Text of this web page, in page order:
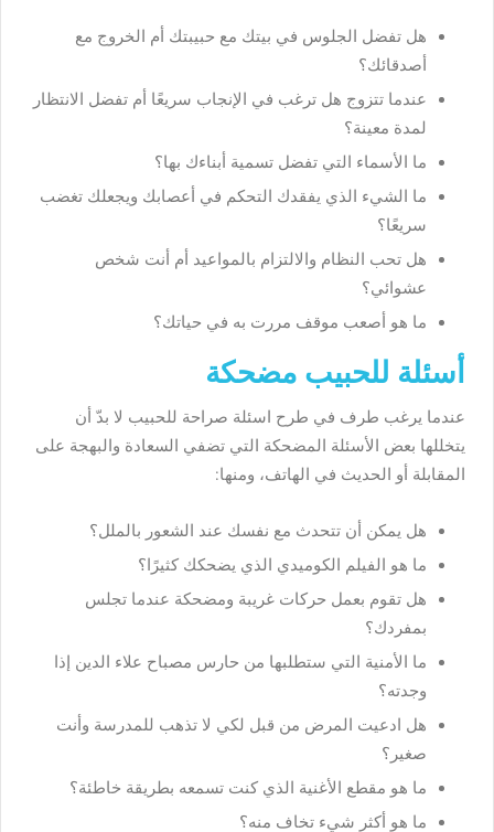
هل تفضل الجلوس في بيتك مع حبيبتك أم الخروج مع
أصدقائك؟
عندما تتزوج هل ترغب في الإنجاب سريعًا أم تفضل الانتظار
لمدة معينة؟
ما الأسماء التي تفضل تسمية أبناءك بها؟
ما الشيء الذي يفقدك التحكم في أعصابك ويجعلك تغضب
سريعًا؟
هل تحب النظام والالتزام بالمواعيد أم أنت شخص
عشوائي؟
ما هو أصعب موقف مررت به في حياتك؟
أسئلة للحبيب مضحكة
عندما يرغب طرف في طرح اسئلة صراحة للحبيب لا بدّ أن
يتخللها بعض الأسئلة المضحكة التي تضفي السعادة والبهجة على
المقابلة أو الحديث في الهاتف، ومنها:
هل يمكن أن تتحدث مع نفسك عند الشعور بالملل؟
ما هو الفيلم الكوميدي الذي يضحكك كثيرًا؟
هل تقوم بعمل حركات غريبة ومضحكة عندما تجلس
بمفردك؟
ما الأمنية التي ستطلبها من حارس مصباح علاء الدين إذا
وجدته؟
هل ادعيت المرض من قبل لكي لا تذهب للمدرسة وأنت
صغير؟
ما هو مقطع الأغنية الذي كنت تسمعه بطريقة خاطئة؟
ما هو أكثر شيء تخاف منه؟